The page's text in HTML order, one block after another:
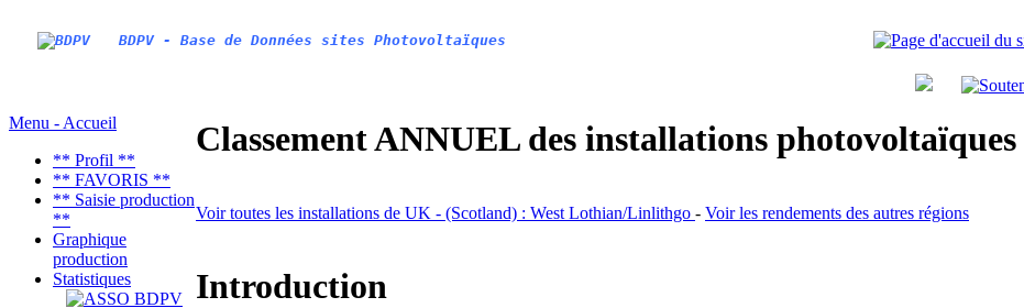
BDPV - Base de Données sites Photovoltaïques
Menu - Accueil
** Profil **
** FAVORIS **
** Saisie production
**
Graphique
production
Statistiques
Classement ANNUEL des installations photovoltaïques
Voir toutes les installations de UK - (Scotland) : West Lothian/Linlithgo - Voir les rendements des autres régions
Introduction